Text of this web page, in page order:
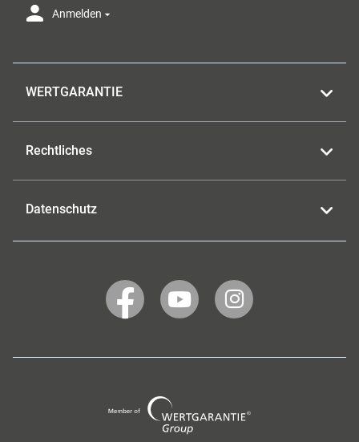
Anmelden
WERTGARANTIE
Rechtliches
Datenschutz
WERTGARANTIE
auf
WERTGARANTIE
auf
WERTGARANTIE
auf
Group